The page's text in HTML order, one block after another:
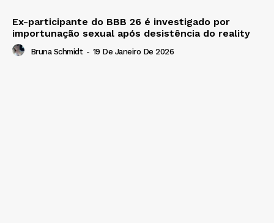
Ex-participante do BBB 26 é investigado por
importunação sexual após desistência do reality
Bruna Schmidt - 19 De Janeiro De 2026